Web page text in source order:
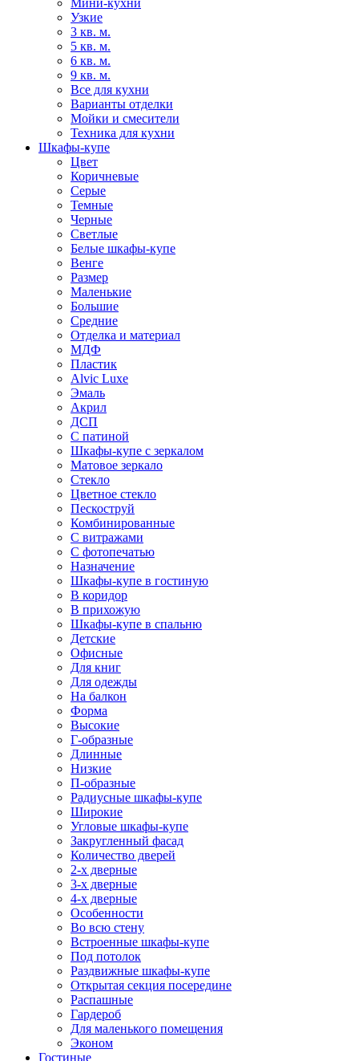
Мини-кухни
Узкие
3 кв. м.
5 кв. м.
6 кв. м.
9 кв. м.
Все для кухни
Варианты отделки
Мойки и смесители
Техника для кухни
Шкафы-купе
Цвет
Коричневые
Серые
Темные
Черные
Светлые
Белые шкафы-купе
Венге
Размер
Маленькие
Большие
Средние
Отделка и материал
МДФ
Пластик
Alvic Luxe
Эмаль
Акрил
ДСП
С патиной
Шкафы-купе с зеркалом
Матовое зеркало
Стекло
Цветное стекло
Пескоструй
Комбинированные
С витражами
С фотопечатью
Назначение
Шкафы-купе в гостиную
В коридор
В прихожую
Шкафы-купе в спальню
Детские
Офисные
Для книг
Для одежды
На балкон
Форма
Высокие
Г-образные
Длинные
Низкие
П-образные
Радиусные шкафы-купе
Широкие
Угловые шкафы-купе
Закругленный фасад
Количество дверей
2-х дверные
3-х дверные
4-х дверные
Особенности
Во всю стену
Встроенные шкафы-купе
Под потолок
Раздвижные шкафы-купе
Открытая секция посередине
Распашные
Гардероб
Для маленького помещения
Эконом
Гостиные